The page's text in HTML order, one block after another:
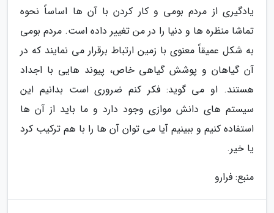
یادگیری از مردم بومی و کار کردن با آن ها اساساً نحوه
تماشا منظره ها و دنیا را در من تغییر داده است. مردم بومی
به شکل عمیقاً معنوی با زمین ارتباط برقرار می نمایند که در
آن گیاهان و پوشش گیاهی خاص، پیوند هایی با اجداد
هستند. او می گوید: فکر کنم ضروری است بدانیم این
سیستم های دانش موازی وجود دارد و ما باید از آن ها
استفاده کنیم و ببینیم آیا می توان آن ها را با هم ترکیب کرد
یا خیر.
منبع: فرارو